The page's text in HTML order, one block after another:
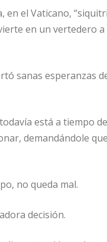
en el Vaticano,
en un vertedero
sanas esperanzas
está a tiempo
demandándole
no queda mal.
decisión.